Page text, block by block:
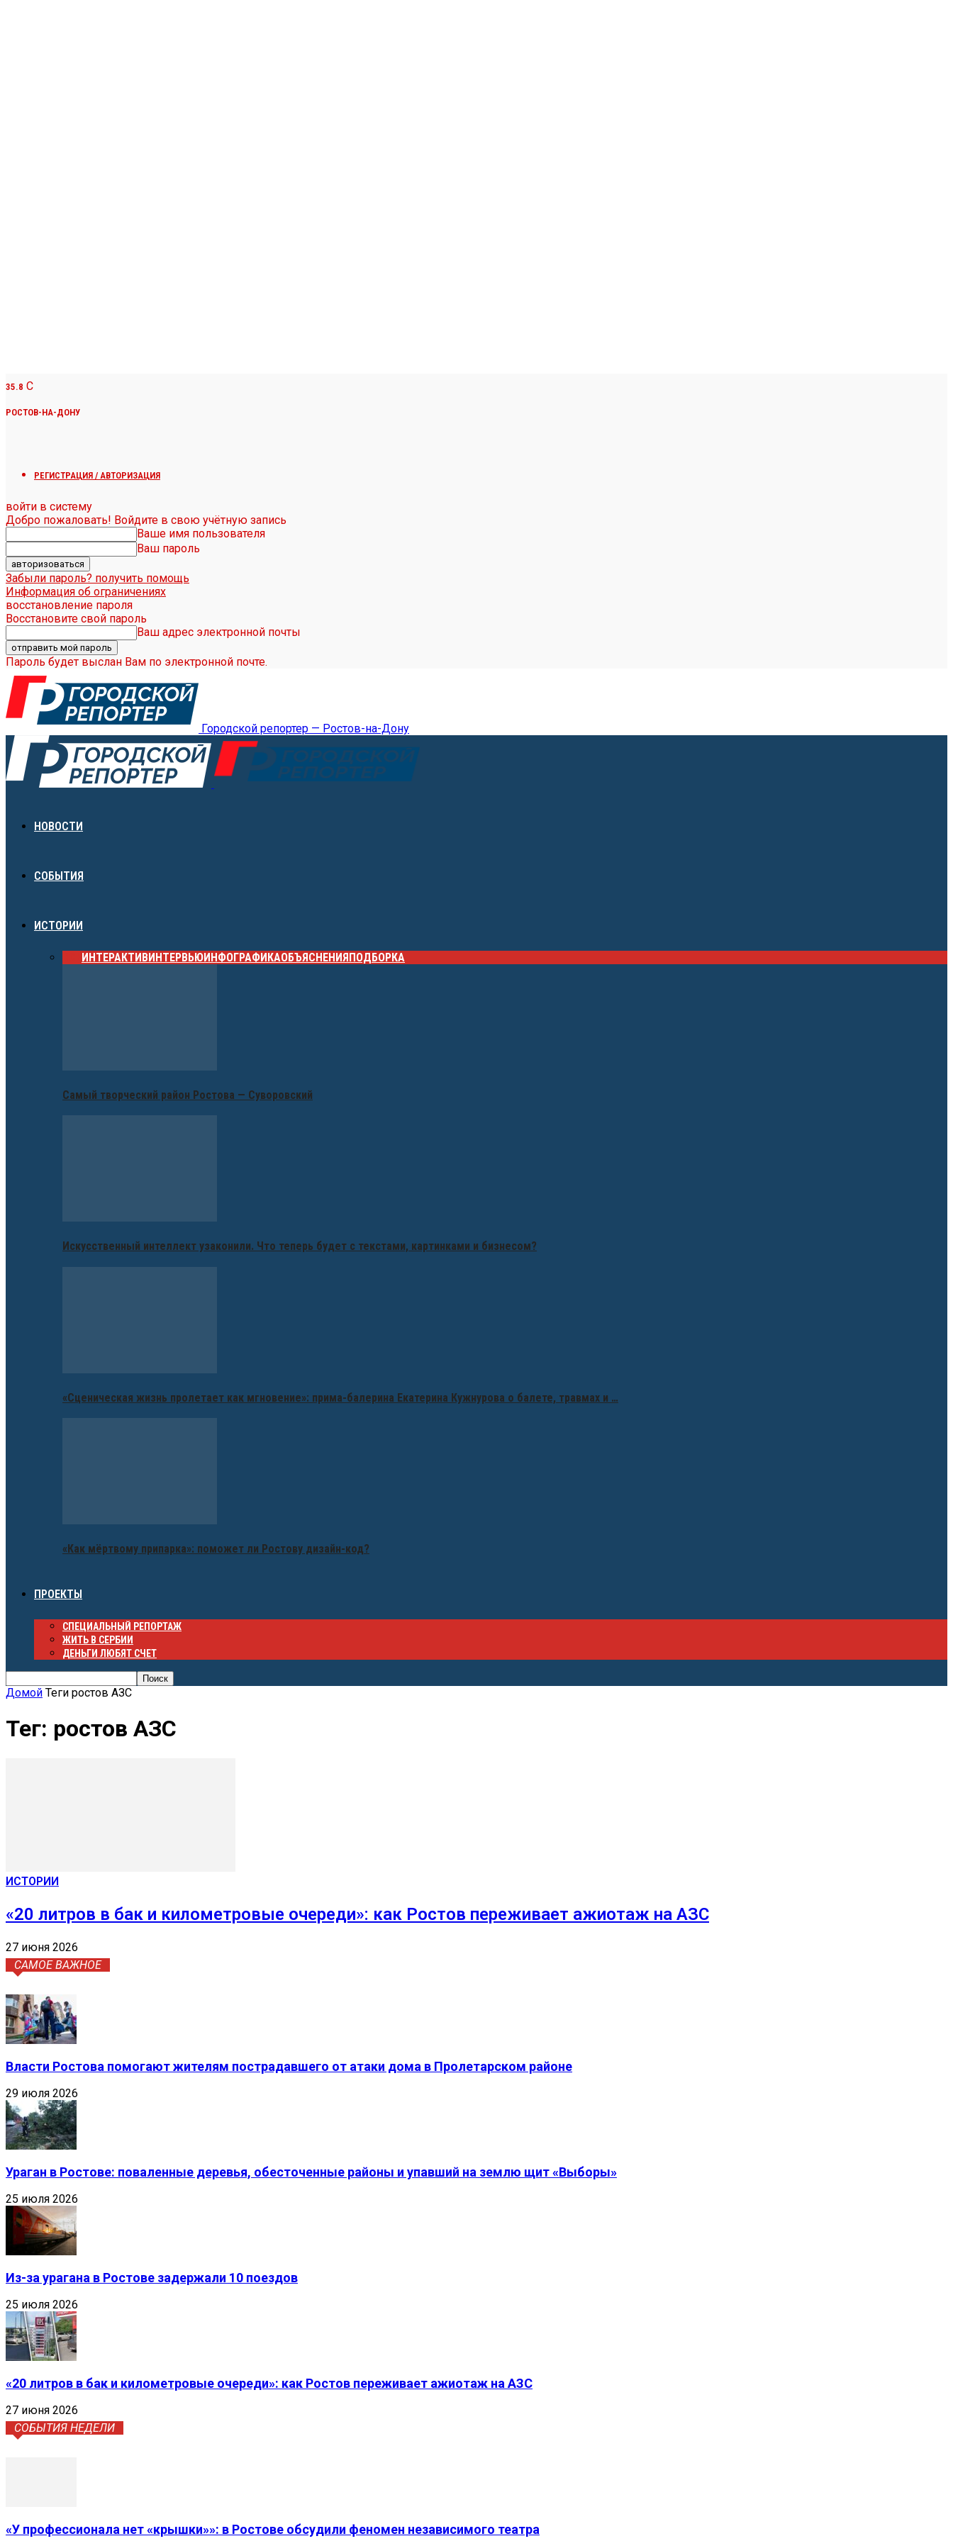
35.8 C
РОСТОВ-НА-ДОНУ
РЕГИСТРАЦИЯ / АВТОРИЗАЦИЯ
войти в систему
Добро пожаловать! Войдите в свою учётную запись
Ваше имя пользователя
Ваш пароль
Забыли пароль? получить помощь
Информация об ограничениях
восстановление пароля
Восстановите свой пароль
Ваш адрес электронной почты
Пароль будет выслан Вам по электронной почте.
Городской репортер — Ростов-на-Дону
НОВОСТИ
СОБЫТИЯ
ИСТОРИИ
ИНТЕРАКТИВИНТЕРВЬЮИНФОГРАФИКАОБЪЯСНЕНИЯПОДБОРКА
Самый творческий район Ростова — Суворовский
Искусственный интеллект узаконили. Что теперь будет с текстами, картинками и бизнесом?
«Сценическая жизнь пролетает как мгновение»: прима-балерина Екатерина Кужнурова о балете, травмах и …
«Как мёртвому припарка»: поможет ли Ростову дизайн-код?
ПРОЕКТЫ
СПЕЦИАЛЬНЫЙ РЕПОРТАЖ
ЖИТЬ В СЕРБИИ
ДЕНЬГИ ЛЮБЯТ СЧЕТ
Домой Теги ростов АЗС
Тег: ростов АЗС
ИСТОРИИ
«20 литров в бак и километровые очереди»: как Ростов переживает ажиотаж на АЗС
27 июня 2026
САМОЕ ВАЖНОЕ
Власти Ростова помогают жителям пострадавшего от атаки дома в Пролетарском районе
29 июля 2026
Ураган в Ростове: поваленные деревья, обесточенные районы и упавший на землю щит «Выборы»
25 июля 2026
Из-за урагана в Ростове задержали 10 поездов
25 июля 2026
«20 литров в бак и километровые очереди»: как Ростов переживает ажиотаж на АЗС
27 июня 2026
СОБЫТИЯ НЕДЕЛИ
«У профессионала нет «крышки»»: в Ростове обсудили феномен независимого театра